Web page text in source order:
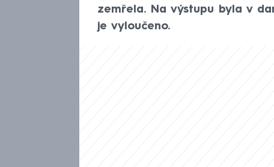
zemřela. Na výstupu byla v
je vyloučeno.